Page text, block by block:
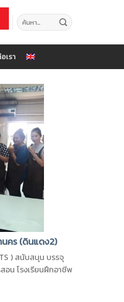
ค้นหา:
เรา
นคร (ดินแดง2)
) สนับสนุน บรรจุ
น โรงเรียนฝึกอาชีพ